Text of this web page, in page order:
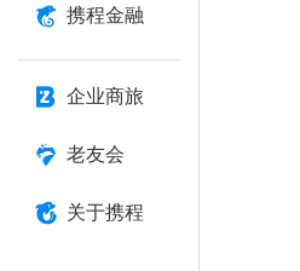
携程金融
企业商旅
老友会
关于携程